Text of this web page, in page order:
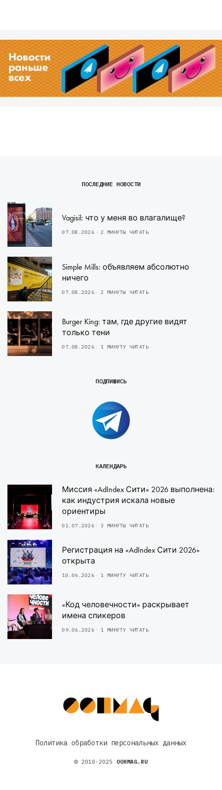
ПОСЛЕДНИЕ НОВОСТИ
Vagisil: что у меня во влагалище?
07.08.2026 2 МИНУТЫ ЧИТАТЬ
Simple Mills: объявляем абсолютно
ничего
07.08.2026 2 МИНУТЫ ЧИТАТЬ
Burger King: там, где другие видят
только тени
07.08.2026 1 МИНУТУ ЧИТАТЬ
ПОДПИШИСЬ
КАЛЕНДАРЬ
Миссия «AdIndex Сити» 2026 выполнена:
как индустрия искала новые
ориентиры
01.07.2026 3 МИНУТЫ ЧИТАТЬ
Регистрация на «AdIndex Сити 2026»
открыта
10.06.2026 1 МИНУТУ ЧИТАТЬ
«Код человечности» раскрывает
имена спикеров
09.06.2026 1 МИНУТУ ЧИТАТЬ
Политика обработки персональных данных
© 2010-2025 OOHMAG.RU